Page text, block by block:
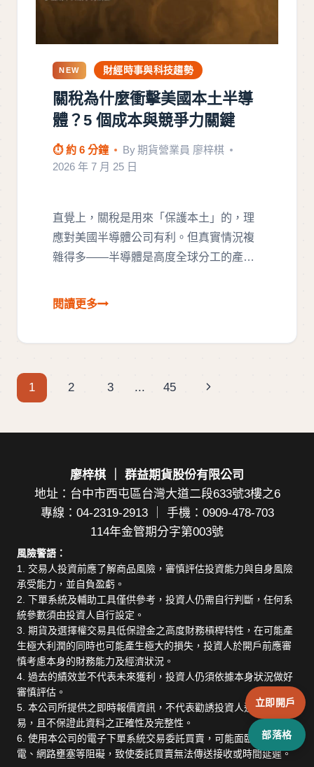
NEW 財經時事與科技趨勢
關稅為什麼衝擊美國本土半導
體？5 個成本與競爭力關鍵
⏱ 約 6 分鐘 By期貨營業員 廖梓棋
2026 年 7 月 25 日
直覺上，關稅是用來「保護本土」的，理
應對美國半導體公司有利。但真實情況複
雜得多——半導體是高度全球分工的產
Page
1 2 3 ... 45
Next
廖梓棋 ｜ 群益期貨股份有限公司
地址：台中市西屯區台灣大道二段633號3樓之6
專線：04-2319-2913 ｜ 手機：0909-478-703
114年金管期分字第003號
風險警語：
1. 交易人投資前應了解商品風險，審慎評估投資能力與自身風險
承受能力，並自負盈虧。
2. 下單系統及輔助工具僅供參考，投資人仍需自行判斷，任何系
統參數須由投資人自行設定。
3. 期貨及選擇權交易具低保證金之高度財務槓桿特性，在可能產
生極大利潤的同時也可能產生極大的損失，投資人於開戶前應審
慎考慮本身的財務能力及經濟狀況。
4. 過去的績效並不代表未來獲利，投資人仍須依據本身狀況做好
審慎評估。
5. 本公司所提供之即時報價資訊，不代表勸誘投資人進行期貨交
易，且不保證此資料之正確性及完整性。
6. 使用本公司的電子下單系統交易委託買賣，可能面臨斷線、斷
電、網路壅塞等阻礙，致使委託買賣無法傳送接收或時間延遲。
立即開戶
部落格